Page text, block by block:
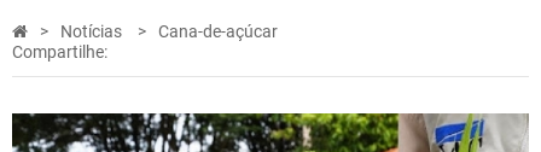
Notícias
Cana-de-açúcar
Compartilhe: